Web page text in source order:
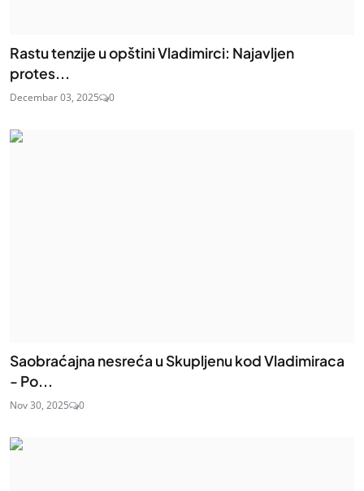
Rastu tenzije u opštini Vladimirci: Najavljen
protes...
Decembar 03, 2025 0
Saobraćajna nesreća u Skupljenu kod Vladimiraca
- Po...
Nov 30, 2025 0